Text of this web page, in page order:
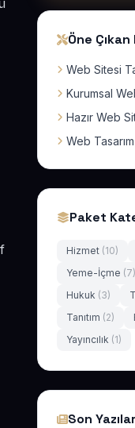
Öne
Web Sitesi
Kurumsal
Hazır Web
Web Tasarım
Paket
Hizmet (10)
Yeme-İçme (7)
Hukuk (3)
Tanıtım (2)
Yayıncılık (1)
Son Yazılar